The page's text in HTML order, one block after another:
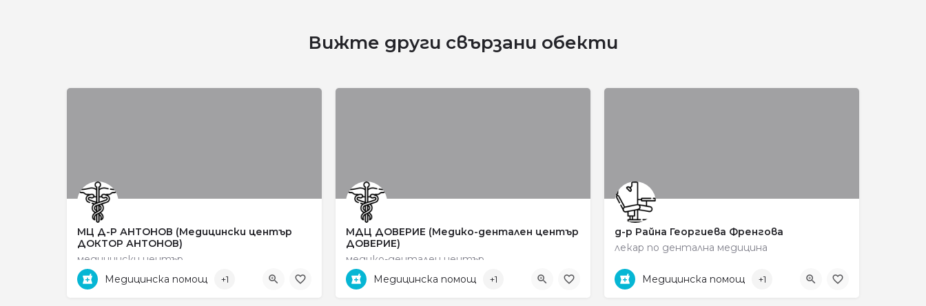
Вижте други свързани обекти
МЦ Д-Р АНТОНОВ (Медицински център
ДОКТОР АНТОНОВ)
медицински център
ул. „Рокфелер“ no 33
Медицинска помощ +1
МДЦ ДОВЕРИЕ (Медико-дентален център
ДОВЕРИЕ)
медико-дентален център
0745 6 15 35 ул. „Яне Сандански" no 31
Медицинска помощ +1
д-р Райна Георгиева Френгова
лекар по дентална медицина
0887593540
Медицинска помощ +1